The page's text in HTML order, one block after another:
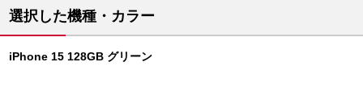
選択した機種・カラー
iPhone 15 128GB グリーン